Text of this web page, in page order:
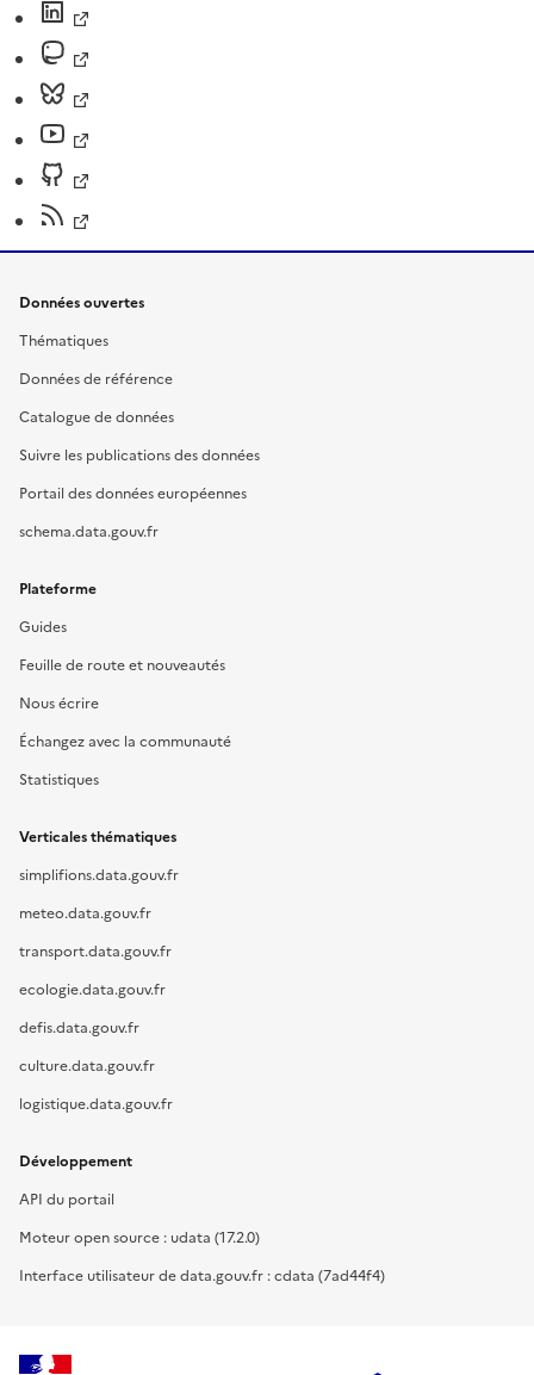
Données ouvertes
Thématiques
Données de référence
Catalogue de données
Suivre les publications des données
Portail des données européennes
schema.data.gouv.fr
Plateforme
Guides
Feuille de route et nouveautés
Nous écrire
Échangez avec la communauté
Statistiques
Verticales thématiques
simplifions.data.gouv.fr
meteo.data.gouv.fr
transport.data.gouv.fr
ecologie.data.gouv.fr
defis.data.gouv.fr
culture.data.gouv.fr
logistique.data.gouv.fr
Développement
API du portail
Moteur open source : udata (17.2.0)
Interface utilisateur de data.gouv.fr : cdata (7ad44f4)